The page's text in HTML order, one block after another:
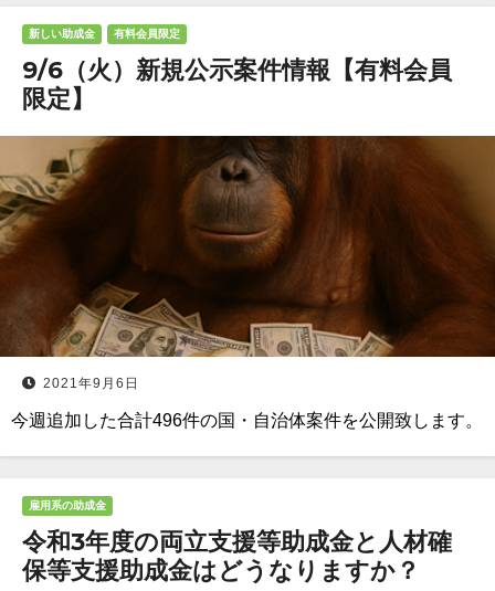
新しい助成金 有料会員限定
9/6（火）新規公示案件情報【有料会員
限定】
2021年9月6日
今週追加した合計496件の国・自治体案件を公開致します。
雇用系の助成金
令和3年度の両立支援等助成金と人材確
保等支援助成金はどうなりますか？